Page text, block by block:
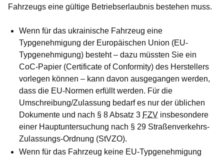
Fahrzeugs eine gültige Betriebserlaubnis bestehen muss.
Wenn für das ukrainische Fahrzeug eine
Typgenehmigung der Europäischen Union (EU-
Typgenehmigung) besteht – dazu müssten Sie ein
CoC-Papier (Certificate of Conformity) des Herstellers
vorlegen können – kann davon ausgegangen werden,
dass die EU-Normen erfüllt werden. Für die
Umschreibung/Zulassung bedarf es nur der üblichen
Dokumente und nach § 8 Absatz 3 FZV insbesondere
einer Hauptuntersuchung nach § 29 Straßenverkehrs-
Zulassungs-Ordnung (StVZO).
Wenn für das Fahrzeug keine EU-Typgenehmigung